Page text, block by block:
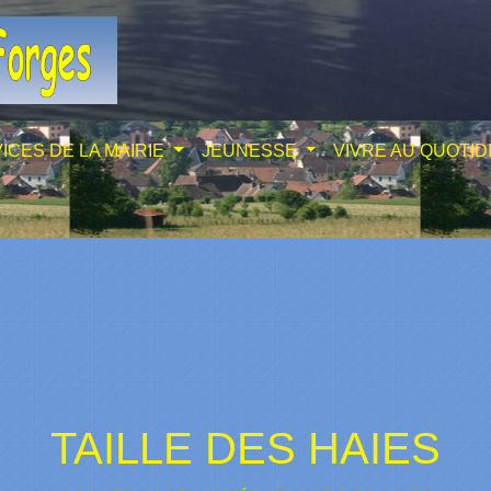
DE LA MAIRIE JEUNESSE VIVRE AU
TAILLE DES HAIES